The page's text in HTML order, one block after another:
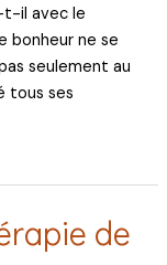
t-il avec le
bonheur ne se
seulement au
tous ses
de